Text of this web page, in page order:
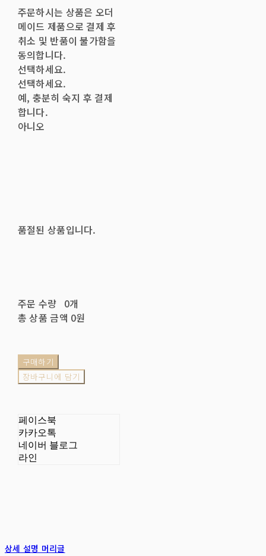
주문하시는 상품은 오더
메이드 제품으로 결제 후
취소 및 반품이 불가함을
동의합니다.
선택하세요.
선택하세요.
예, 충분히 숙지 후 결제
합니다.
아니오
품절된 상품입니다.
주문 수량 0개
총 상품 금액 0원
구매하기
장바구니에 담기
페이스북
카카오톡
네이버 블로그
라인
상세 설명 머리글